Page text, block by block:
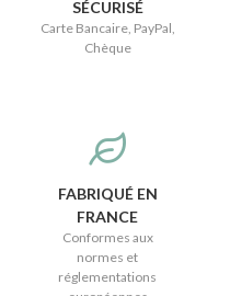
SÉCURISÉ
Carte Bancaire, PayPal,
Chèque
FABRIQUÉ EN
FRANCE
Conformes aux
normes et
réglementations